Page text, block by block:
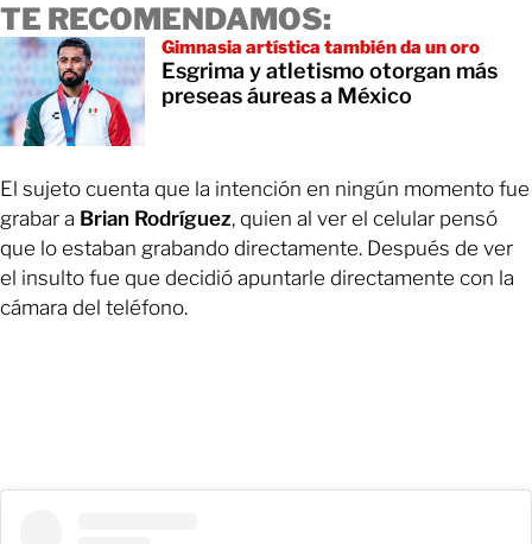
TE RECOMENDAMOS:
Gimnasia artística también da un oro
Esgrima y atletismo otorgan más
preseas áureas a México
El sujeto cuenta que la intención en ningún momento fue
grabar a Brian Rodríguez, quien al ver el celular pensó
que lo estaban grabando directamente. Después de ver
el insulto fue que decidió apuntarle directamente con la
cámara del teléfono.